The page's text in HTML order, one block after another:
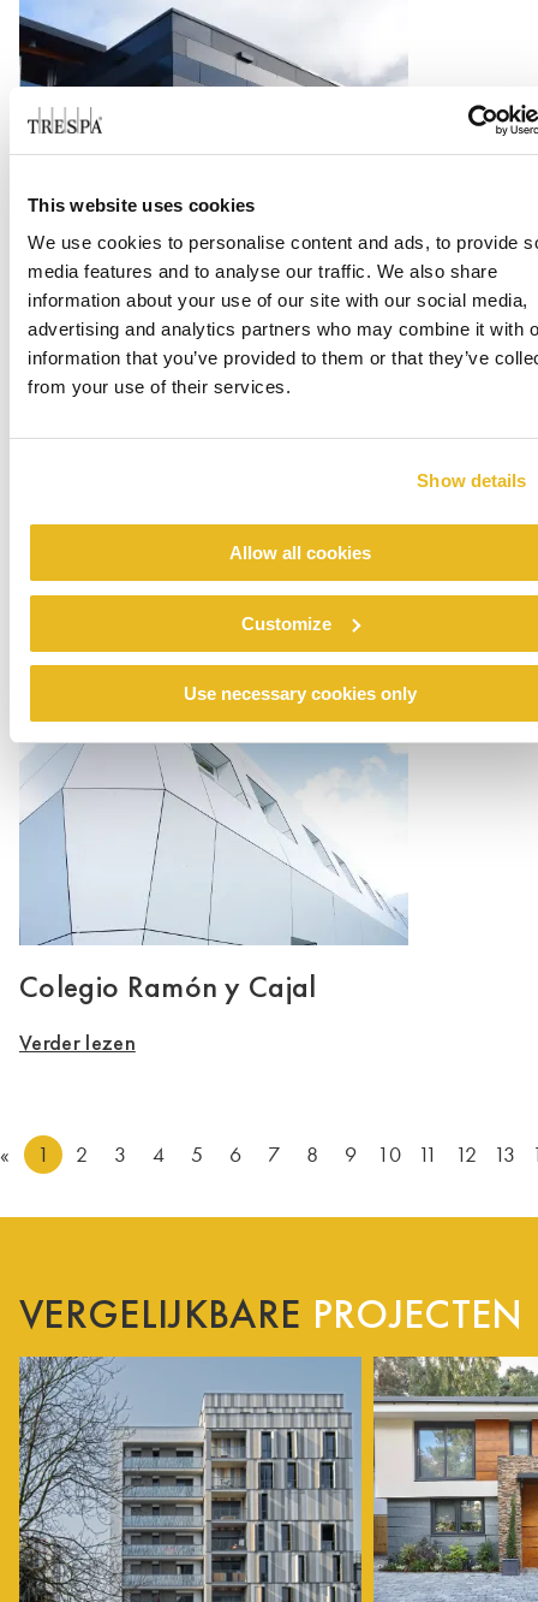
This website uses cookies
We use cookies to personalise content and ads, to provide
media features and to analyse our traffic. We also share
information about your use of our site with our social media,
advertising and analytics partners who may combine it with
information that you’ve provided to them or that they’ve
from your use of their services.
Show details
Allow all cookies
Customize
Use necessary cookies only
Office Centrada
Verder lezen
Renovatie noodopvang Stein
Verder lezen
Colegio Ramón y Cajal
Verder lezen
« 1 2 3 4 5 6 7 8 9 10 11 12 13
VERGELIJKBARE PROJECTEN